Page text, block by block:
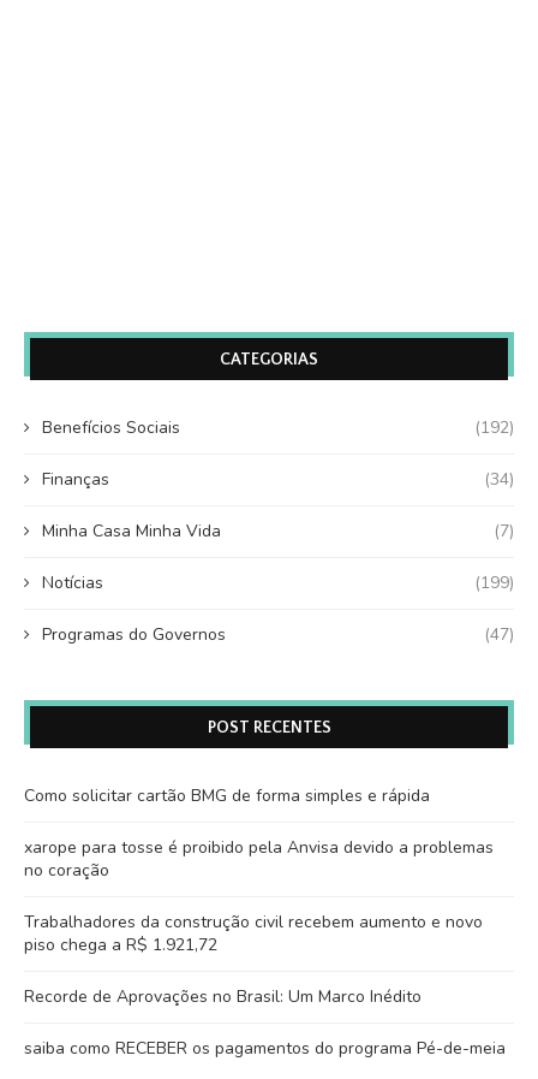
CATEGORIAS
Benefícios Sociais (192)
Finanças (34)
Minha Casa Minha Vida (7)
Notícias (199)
Programas do Governos (47)
POST RECENTES
Como solicitar cartão BMG de forma simples e rápida
xarope para tosse é proibido pela Anvisa devido a problemas
no coração
Trabalhadores da construção civil recebem aumento e novo
piso chega a R$ 1.921,72
Recorde de Aprovações no Brasil: Um Marco Inédito
saiba como RECEBER os pagamentos do programa Pé-de-meia